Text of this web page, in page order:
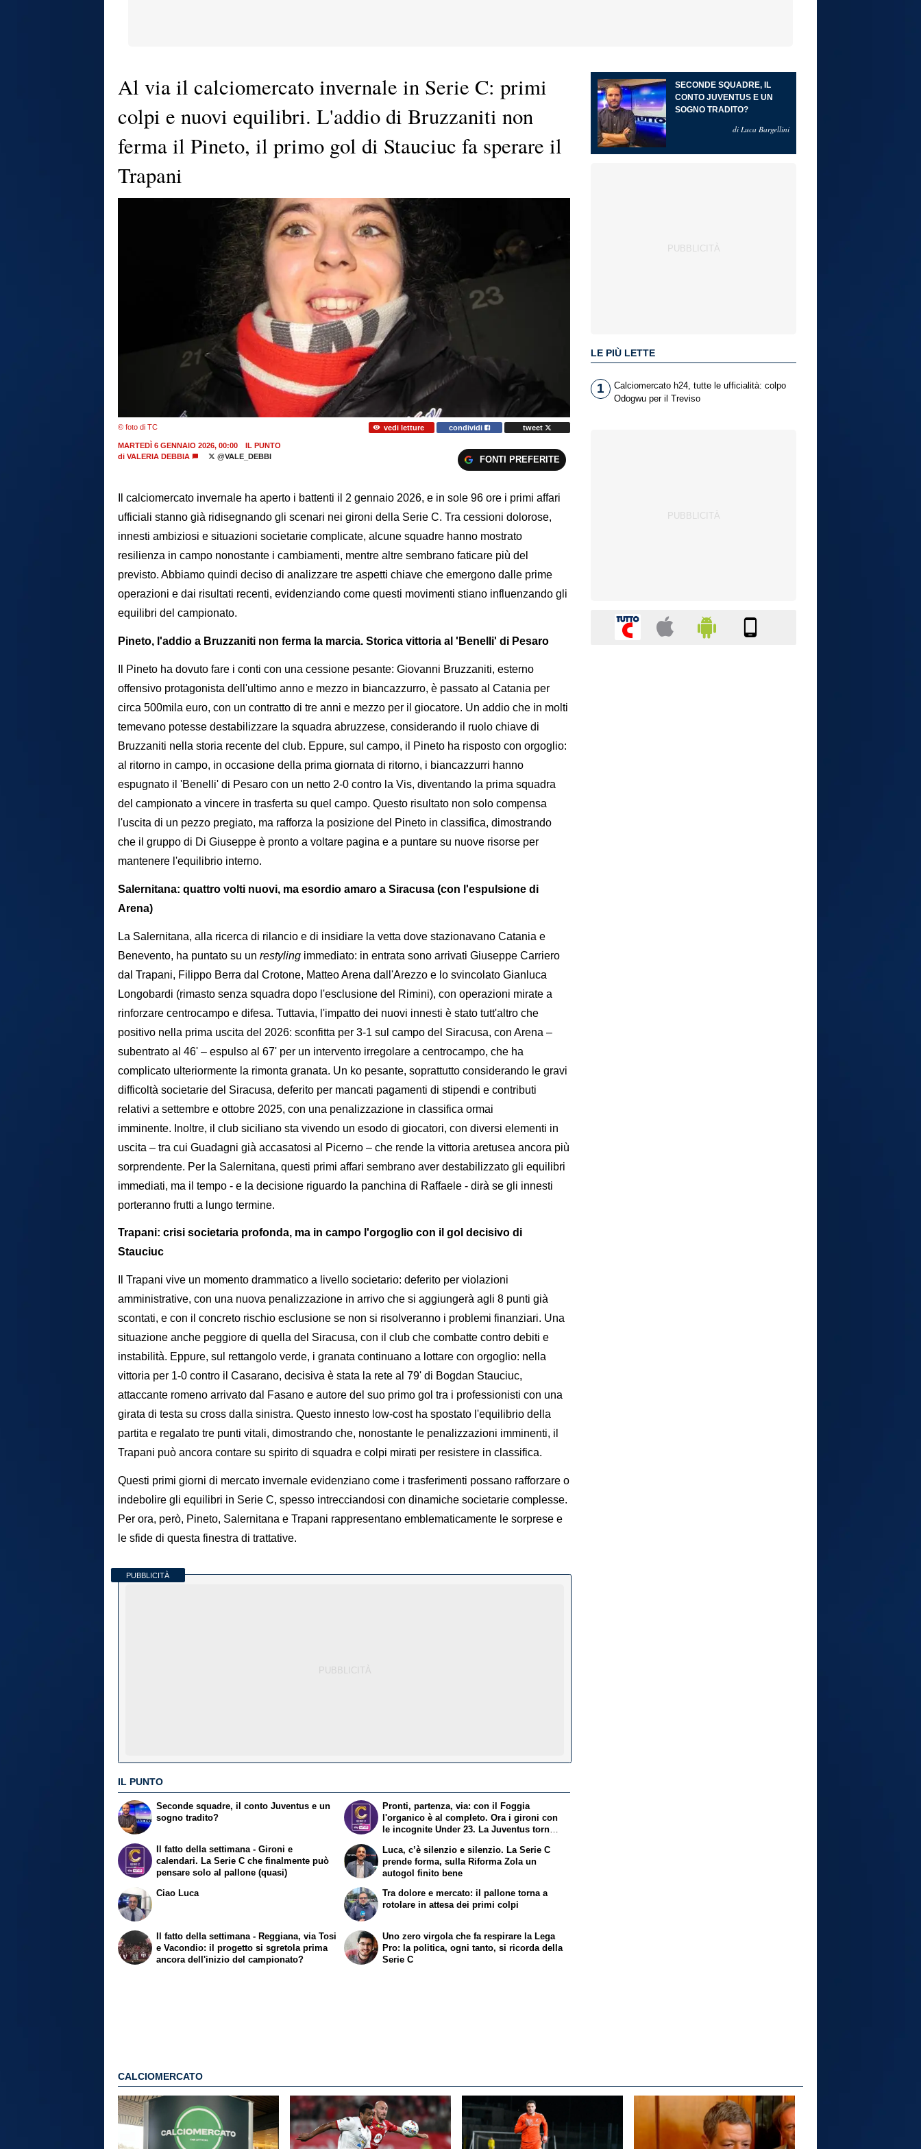
Al via il calciomercato invernale in Serie C: primi
colpi e nuovi equilibri. L'addio di Bruzzaniti non
ferma il Pineto, il primo gol di Stauciuc fa sperare il
Trapani
© foto di TC vedi letture condividi tweet
MARTEDÌ 6 GENNAIO 2026, 00:00
IL PUNTO
di VALERIA DEBBIA @VALE_DEBBI FONTI PREFERITE
Il calciomercato invernale ha aperto i battenti il 2 gennaio 2026, e in sole 96 ore i primi affari
ufficiali stanno già ridisegnando gli scenari nei gironi della Serie C. Tra cessioni dolorose,
innesti ambiziosi e situazioni societarie complicate, alcune squadre hanno mostrato
resilienza in campo nonostante i cambiamenti, mentre altre sembrano faticare più del
previsto. Abbiamo quindi deciso di analizzare tre aspetti chiave che emergono dalle prime
operazioni e dai risultati recenti, evidenziando come questi movimenti stiano influenzando gli
equilibri del campionato.
Pineto, l'addio a Bruzzaniti non ferma la marcia. Storica vittoria al 'Benelli' di Pesaro
Il Pineto ha dovuto fare i conti con una cessione pesante: Giovanni Bruzzaniti, esterno
offensivo protagonista dell'ultimo anno e mezzo in biancazzurro, è passato al Catania per
circa 500mila euro, con un contratto di tre anni e mezzo per il giocatore. Un addio che in molti
temevano potesse destabilizzare la squadra abruzzese, considerando il ruolo chiave di
Bruzzaniti nella storia recente del club. Eppure, sul campo, il Pineto ha risposto con orgoglio:
al ritorno in campo, in occasione della prima giornata di ritorno, i biancazzurri hanno
espugnato il 'Benelli' di Pesaro con un netto 2-0 contro la Vis, diventando la prima squadra
del campionato a vincere in trasferta su quel campo. Questo risultato non solo compensa
l'uscita di un pezzo pregiato, ma rafforza la posizione del Pineto in classifica, dimostrando
che il gruppo di Di Giuseppe è pronto a voltare pagina e a puntare su nuove risorse per
mantenere l'equilibrio interno.
Salernitana: quattro volti nuovi, ma esordio amaro a Siracusa (con l'espulsione di
Arena)
La Salernitana, alla ricerca di rilancio e di insidiare la vetta dove stazionavano Catania e
Benevento, ha puntato su un restyling immediato: in entrata sono arrivati Giuseppe Carriero
dal Trapani, Filippo Berra dal Crotone, Matteo Arena dall'Arezzo e lo svincolato Gianluca
Longobardi (rimasto senza squadra dopo l'esclusione del Rimini), con operazioni mirate a
rinforzare centrocampo e difesa. Tuttavia, l'impatto dei nuovi innesti è stato tutt'altro che
positivo nella prima uscita del 2026: sconfitta per 3-1 sul campo del Siracusa, con Arena –
subentrato al 46' – espulso al 67' per un intervento irregolare a centrocampo, che ha
complicato ulteriormente la rimonta granata. Un ko pesante, soprattutto considerando le gravi
difficoltà societarie del Siracusa, deferito per mancati pagamenti di stipendi e contributi
relativi a settembre e ottobre 2025, con una penalizzazione in classifica ormai
imminente. Inoltre, il club siciliano sta vivendo un esodo di giocatori, con diversi elementi in
uscita – tra cui Guadagni già accasatosi al Picerno – che rende la vittoria aretusea ancora più
sorprendente. Per la Salernitana, questi primi affari sembrano aver destabilizzato gli equilibri
immediati, ma il tempo - e la decisione riguardo la panchina di Raffaele - dirà se gli innesti
porteranno frutti a lungo termine.
Trapani: crisi societaria profonda, ma in campo l'orgoglio con il gol decisivo di
Stauciuc
Il Trapani vive un momento drammatico a livello societario: deferito per violazioni
amministrative, con una nuova penalizzazione in arrivo che si aggiungerà agli 8 punti già
scontati, e con il concreto rischio esclusione se non si risolveranno i problemi finanziari. Una
situazione anche peggiore di quella del Siracusa, con il club che combatte contro debiti e
instabilità. Eppure, sul rettangolo verde, i granata continuano a lottare con orgoglio: nella
vittoria per 1-0 contro il Casarano, decisiva è stata la rete al 79' di Bogdan Stauciuc,
attaccante romeno arrivato dal Fasano e autore del suo primo gol tra i professionisti con una
girata di testa su cross dalla sinistra. Questo innesto low-cost ha spostato l'equilibrio della
partita e regalato tre punti vitali, dimostrando che, nonostante le penalizzazioni imminenti, il
Trapani può ancora contare su spirito di squadra e colpi mirati per resistere in classifica.
Questi primi giorni di mercato invernale evidenziano come i trasferimenti possano rafforzare o
indebolire gli equilibri in Serie C, spesso intrecciandosi con dinamiche societarie complesse.
Per ora, però, Pineto, Salernitana e Trapani rappresentano emblematicamente le sorprese e
le sfide di questa finestra di trattative.
PUBBLICITÀ
IL PUNTO
Seconde squadre, il conto Juventus e un
sogno tradito?
Il fatto della settimana - Gironi e
calendari. La Serie C che finalmente può
pensare solo al pallone (quasi)
Pronti, partenza, via: con il Foggia
l'organico è al completo. Ora i gironi con
le incognite Under 23. La Juventus torna
a Sud
Luca, c’è silenzio e silenzio. La Serie C
prende forma, sulla Riforma Zola un
autogol finito bene
Ciao Luca
Il fatto della settimana - Reggiana, via Tosi
e Vacondio: il progetto si sgretola prima
ancora dell'inizio del campionato?
Tra dolore e mercato: il pallone torna a
rotolare in attesa dei primi colpi
Uno zero virgola che fa respirare la Lega
Pro: la politica, ogni tanto, si ricorda della
Serie C
SECONDE SQUADRE, IL
CONTO JUVENTUS E UN
SOGNO TRADITO?
di Luca Bargellini
LE PIÙ LETTE
1
Calciomercato h24, tutte le ufficialità: colpo
Odogwu per il Treviso
CALCIOMERCATO